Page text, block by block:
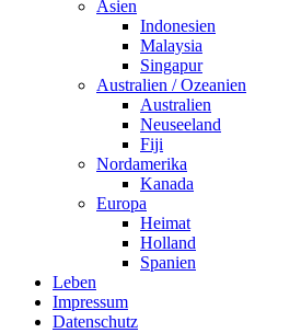
Asien
Indonesien
Malaysia
Singapur
Australien / Ozeanien
Australien
Neuseeland
Fiji
Nordamerika
Kanada
Europa
Heimat
Holland
Spanien
Leben
Impressum
Datenschutz